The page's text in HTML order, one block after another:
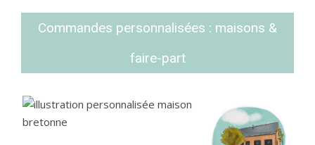
Commandes personnalisées : maisons &
faire-part